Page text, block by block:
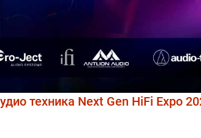
техника Next Gen HiFi Expo